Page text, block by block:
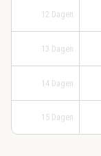
12 Dagen
13 Dagen
14 Dagen
15 Dagen